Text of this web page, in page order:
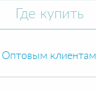
Где купить
Оптовым клиентам